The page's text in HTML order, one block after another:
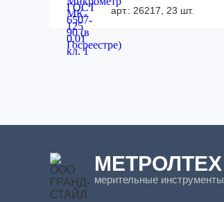
арт.: 26217, 23 шт.
МЕТРОЛТЕХ
мерительные инструменты